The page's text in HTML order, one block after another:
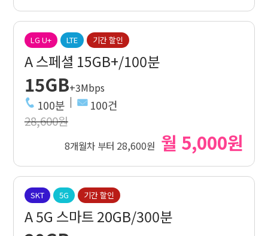
LG U+ LTE 기간 할인
A 스페셜 15GB+/100분
15GB+3Mbps
100분 100건
28,600원
8개월차 부터 28,600원 월 5,000원
SKT 5G 기간 할인
A 5G 스마트 20GB/300분